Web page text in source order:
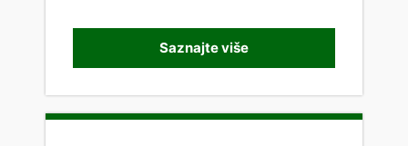
Saznajte više